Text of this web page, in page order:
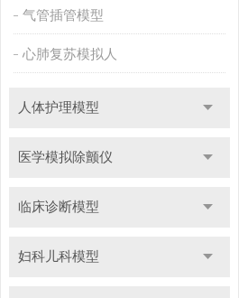
气管插管模型
心肺复苏模拟人
人体护理模型
医学模拟除颤仪
临床诊断模型
妇科儿科模型